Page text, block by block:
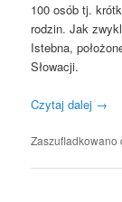
100 osób tj.
rodzin. Jak
Istebna,
Słowacji.
Czytaj dalej →
Zaszufladkowano